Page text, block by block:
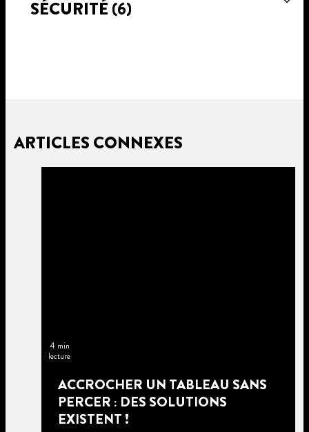
SÉCURITÉ (6)
ARTICLES CONNEXES
4 min
lecture
ACCROCHER UN TABLEAU SANS
PERCER : DES SOLUTIONS
EXISTENT !